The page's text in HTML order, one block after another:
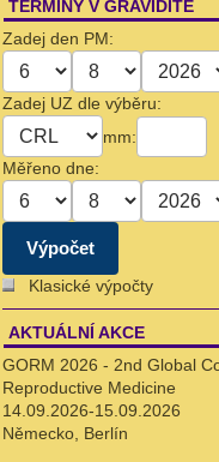
AKTUÁLNÍ AKCE
GORM 2026 - 2nd Global
Reproductive Medicine
14.09.2026-15.09.2026
Německo, Berlín
TERMÍNY V GRAVIDITĚ
Zadej den PM:
Zadej UZ dle výběru:
mm:
Měřeno dne:
Klasické výpočty